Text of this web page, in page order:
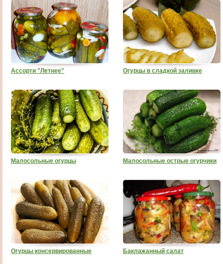
Ассорти "Летнее" Огурцы в сладкой заливке
Малосольные огурцы Малосольные острые огурчики
Огурцы консервированные Баклажанный салат